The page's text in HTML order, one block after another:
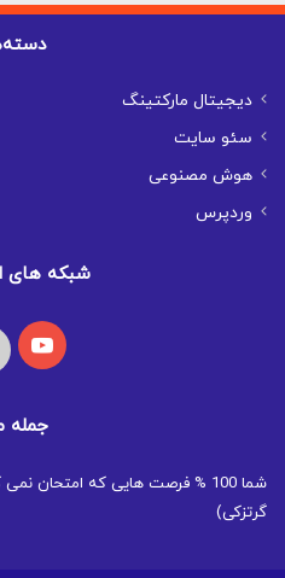
دیجیتال مارکتینگ
سئو سایت
هوش مصنوعی
وردپرس
شبکه های
جمله
شما 100 % فرصت هایی که
گرتزکی)